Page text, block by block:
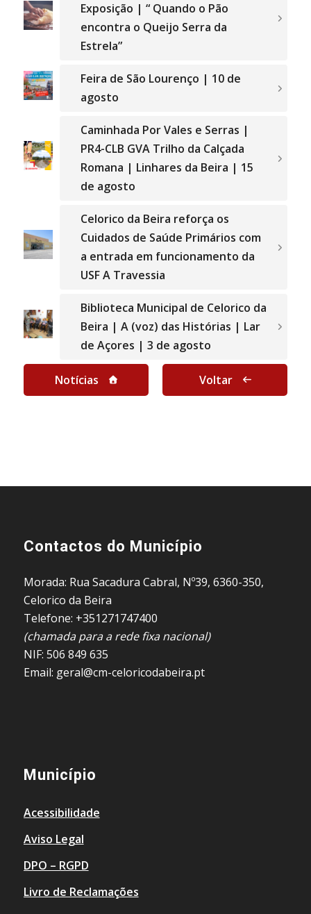
Exposição | “ Quando o Pão
encontra o Queijo Serra da
Estrela”
Feira de São Lourenço | 10 de
agosto
Caminhada Por Vales e Serras |
PR4-CLB GVA Trilho da Calçada
Romana | Linhares da Beira | 15
de agosto
Celorico da Beira reforça os
Cuidados de Saúde Primários com
a entrada em funcionamento da
USF A Travessia
Biblioteca Municipal de Celorico da
Beira | A (voz) das Histórias | Lar
de Açores | 3 de agosto
Notícias Voltar
Contactos do Município
Morada: Rua Sacadura Cabral, Nº39, 6360-350,
Celorico da Beira
Telefone: +351271747400
(chamada para a rede fixa nacional)
NIF: 506 849 635
Email: geral@cm-celoricodabeira.pt
Município
Acessibilidade
Aviso Legal
DPO – RGPD
Livro de Reclamações